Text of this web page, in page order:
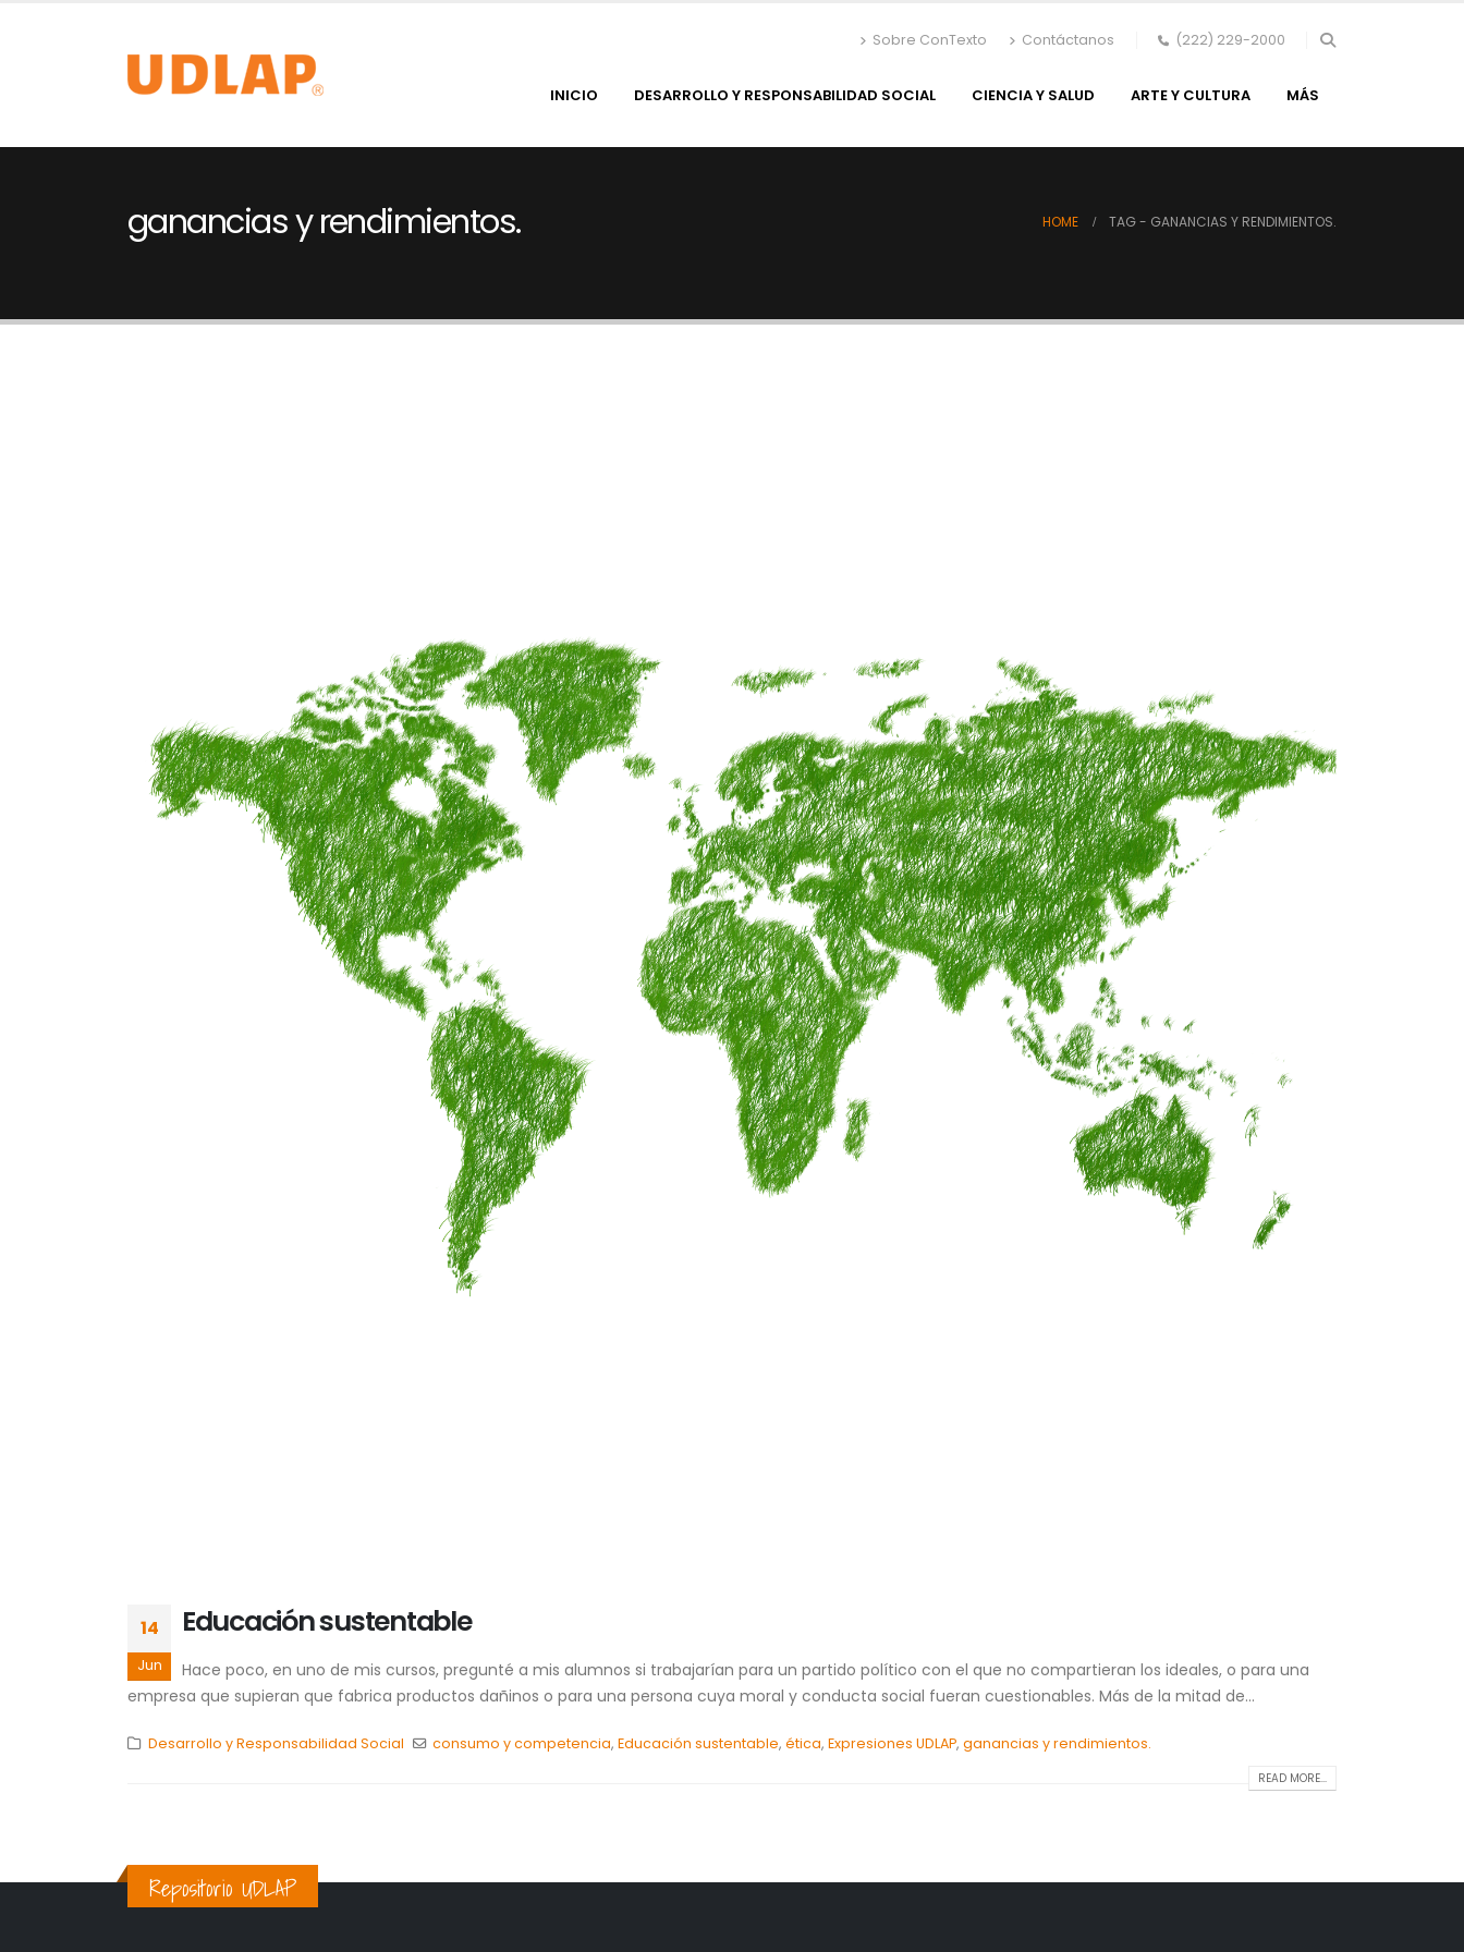
Sobre ConTexto Contáctanos (222) 229-2000
INICIO DESARROLLO Y RESPONSABILIDAD SOCIAL CIENCIA Y SALUD ARTE Y CULTURA MÁS
ganancias y rendimientos. HOME TAG - GANANCIAS Y RENDIMIENTOS.
14
Jun
Educación sustentable
Hace poco, en uno de mis cursos, pregunté a mis alumnos si trabajarían para un partido político con el que no compartieran los ideales, o para una
empresa que supieran que fabrica productos dañinos o para una persona cuya moral y conducta social fueran cuestionables. Más de la mitad de...
Desarrollo y Responsabilidad Social consumo y competencia,Educación sustentable,ética,Expresiones UDLAP,ganancias y rendimientos.
READ MORE...
Repositorio UDLAP